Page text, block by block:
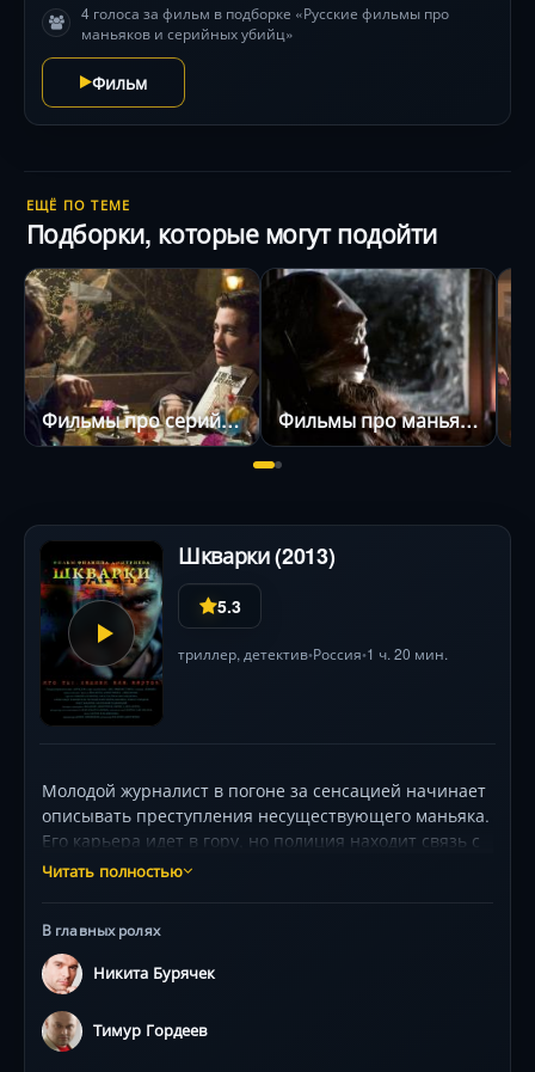
трио в детективе, где психологический портрет
важнее улик.
4 голоса за фильм в подборке «Русские фильмы про
маньяков и серийных убийц»
Фильм
ЕЩЁ ПО ТЕМЕ
Подборки, которые могут подойти
Фильмы про серийных убийц Фильмы про маньяков
Шкварки (2013)
5.3
триллер, детектив•Россия•1 ч. 20 мин.
Молодой журналист в погоне за сенсацией начинает
описывать преступления несуществующего маньяка.
Его карьера идет в гору, но полиция находит связь с
реально совершаемыми убийствами. Теперь он —
невиновность и защитить близких людей.
Читать полностью
В главных ролях
Никита Бурячек
Тимур Гордеев